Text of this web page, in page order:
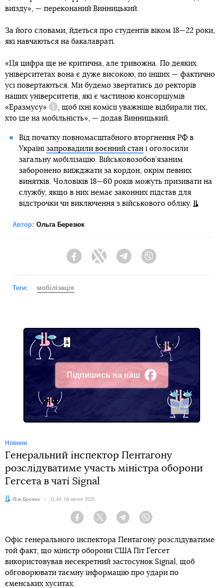
виїзду», — переконаний Винницький.
За його словами, йдеться про студентів віком 18—22 роки,
які навчаються на бакалавраті.
«Ця цифра ще не критична, але тривожна. По деяких
університетах вона є дуже високою, по інших — фактично
усі повертаються. Ми будемо звертатись до ректорів
наших університетів, які є частиною консорціумів
«Еразмусу»
Довідка
, щоб їхні комісії уважніше відбирали тих,
хто їде на мобільність», — додав Винницький.
Від початку повномасштабного вторгнення РФ в
Україні запровадили воєнний стані оголосили
загальну мобілізацію. Військовозобов’язаним
заборонено виїжджати за кордон, окрім певних
винятків. Чоловіків 18—60 років можуть призивати на
службу, якщо в них немає законних підстав для
відстрочки чи виключення з військового обліку.
Автор: Ольга Березюк
FacebookTwitter Telegram
Теги: мобілізація
Підпишись на наш
Facebook
Новини
Генеральний інспектор Пентагону
розслідуватиме участь міністра оборони
Гегсета в чаті Signal
Автор:
Ліза Бровко Дата:
11:44, 04 квітня 2025
Facebook Twitter Telegram
Офіс генерального інспектора Пентагону розслідуватиме
той факт, що міністр оборони США Піт Гегсет
використовував несекретний застосунок Signal, щоб
обговорювати таємну інформацію про удари по
єменських хуситах.